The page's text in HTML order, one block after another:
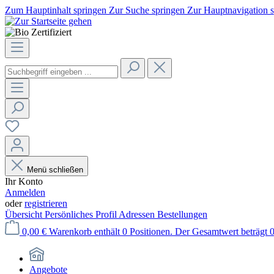
Zum Hauptinhalt springen Zur Suche springen Zur Hauptnavigation
Menü schließen
Ihr Konto
Anmelden
oderregistrieren
Übersicht Persönliches Profil Adressen Bestellungen
0,00 € Warenkorb enthält 0 Positionen. Der Gesamtwert beträgt
Angebote